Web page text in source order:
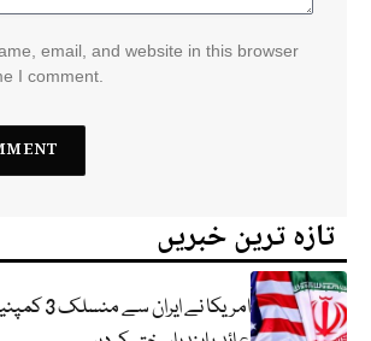
email, and website in this browser
I comment.
تازہ ترین خبریں